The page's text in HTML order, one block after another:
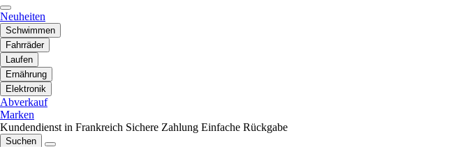
Neuheiten
Schwimmen
Fahrräder
Laufen
Ernährung
Elektronik
Abverkauf
Marken
Kundendienst in Frankreich Sichere Zahlung Einfache Rückgabe
Suchen